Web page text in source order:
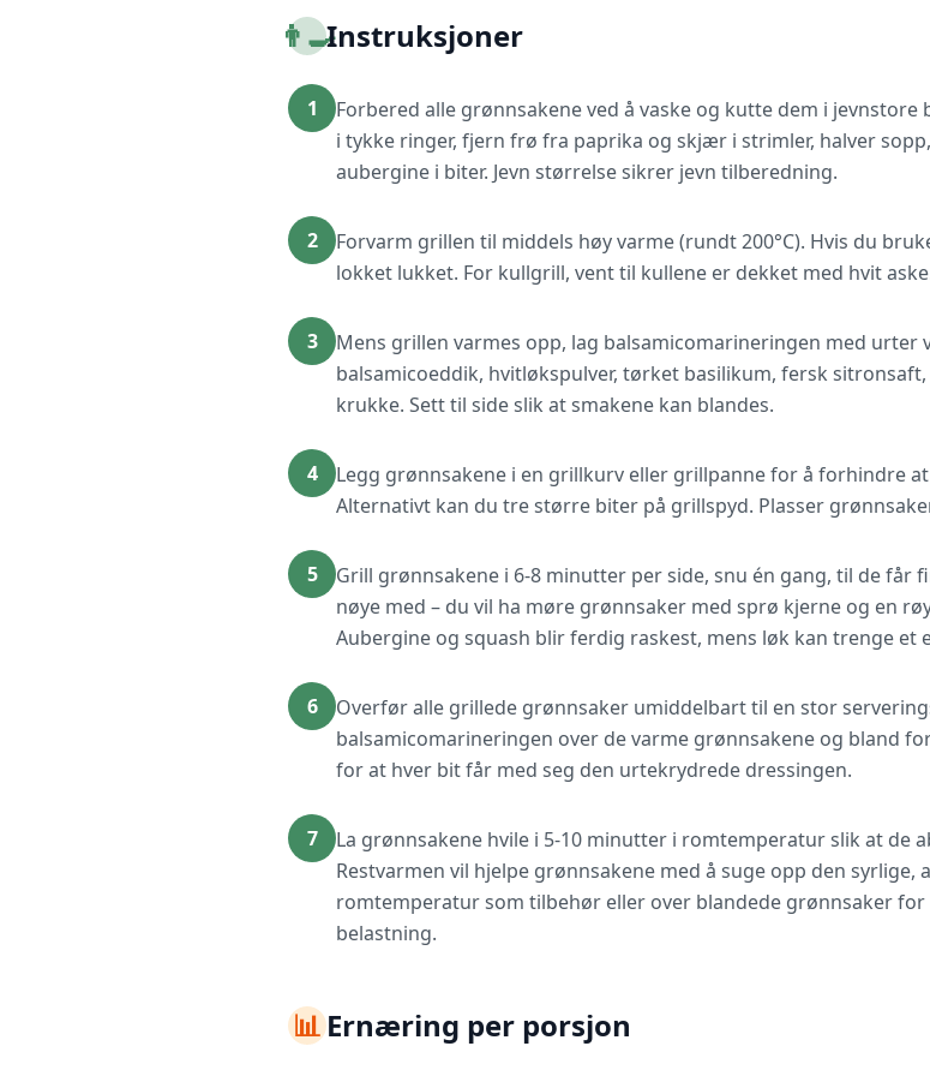
👨‍🍳Instruksjoner
1
Forbered alle grønnsakene ved å vaske og kutte dem i
i tykke ringer, fjern frø fra paprika og skjær i strimler, halver
aubergine i biter. Jevn størrelse sikrer jevn tilberedning.
2
Forvarm grillen til middels høy varme (rundt 200°C). Hvis du
lokket lukket. For kullgrill, vent til kullene er dekket med hvit
3
Mens grillen varmes opp, lag balsamicomarineringen med urter
balsamicoeddik, hvitløkspulver, tørket basilikum, fersk
krukke. Sett til side slik at smakene kan blandes.
4
Legg grønnsakene i en grillkurv eller grillpanne for å forhindre
Alternativt kan du tre større biter på grillspyd. Plasser
5
Grill grønnsakene i 6-8 minutter per side, snu én gang, til de får
nøye med – du vil ha møre grønnsaker med sprø kjerne og en
Aubergine og squash blir ferdig raskest, mens løk kan trenge et
6
Overfør alle grillede grønnsaker umiddelbart til en stor
balsamicomarineringen over de varme grønnsakene og bland
for at hver bit får med seg den urtekrydrede dressingen.
7
La grønnsakene hvile i 5-10 minutter i romtemperatur slik at de
Restvarmen vil hjelpe grønnsakene med å suge opp den
romtemperatur som tilbehør eller over blandede grønnsaker
belastning.
📊Ernæring per porsjon